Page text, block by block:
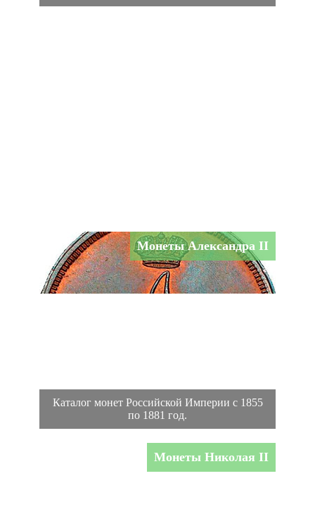
Монеты Александра II
Каталог монет Российской Империи с 1855
по 1881 год.
Монеты Николая II